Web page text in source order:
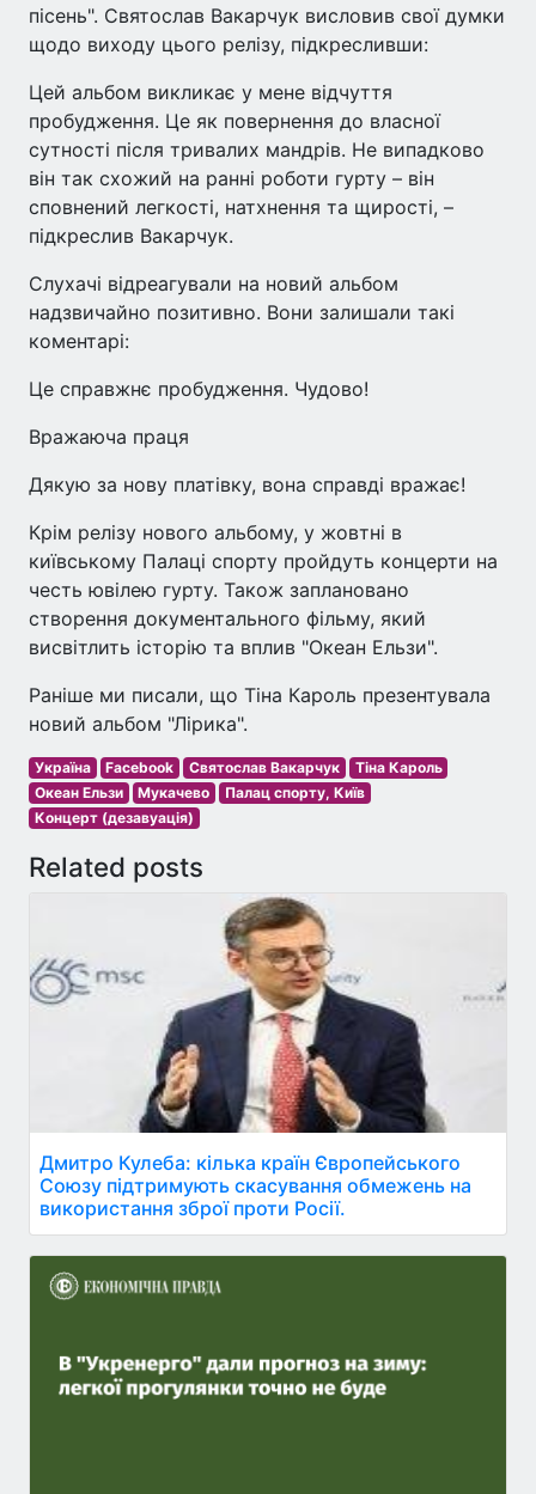
пісень". Святослав Вакарчук висловив свої думки
щодо виходу цього релізу, підкресливши:
Цей альбом викликає у мене відчуття
пробудження. Це як повернення до власної
сутності після тривалих мандрів. Не випадково
він так схожий на ранні роботи гурту – він
сповнений легкості, натхнення та щирості, –
підкреслив Вакарчук.
Слухачі відреагували на новий альбом
надзвичайно позитивно. Вони залишали такі
коментарі:
Це справжнє пробудження. Чудово!
Вражаюча праця
Дякую за нову платівку, вона справді вражає!
Крім релізу нового альбому, у жовтні в
київському Палаці спорту пройдуть концерти на
честь ювілею гурту. Також заплановано
створення документального фільму, який
висвітлить історію та вплив "Океан Ельзи".
Раніше ми писали, що Тіна Кароль презентувала
новий альбом "Лірика".
Україна Facebook Святослав Вакарчук
Тіна Кароль
Океан Ельзи
Мукачево
Палац спорту, Київ
Концерт (дезавуація)
Related posts
Дмитро Кулеба: кілька країн Європейського
Союзу підтримують скасування обмежень на
використання зброї проти Росії.